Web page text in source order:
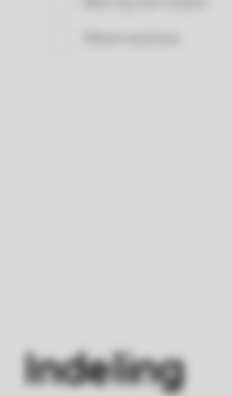
Indeling